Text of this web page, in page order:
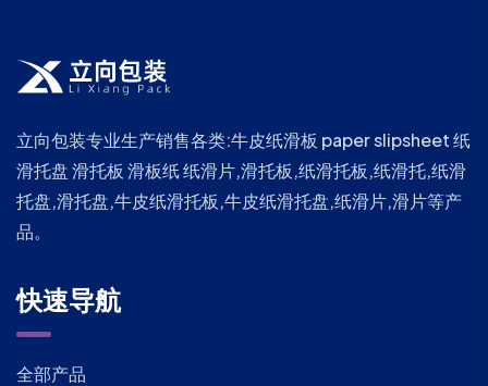
立向包装专业生产销售各类:牛皮纸滑板 paper slipsheet 纸
滑托盘 滑托板 滑板纸 纸滑片,滑托板,纸滑托板,纸滑托,纸滑
托盘,滑托盘,牛皮纸滑托板,牛皮纸滑托盘,纸滑片,滑片等产
品。
快速导航
全部产品